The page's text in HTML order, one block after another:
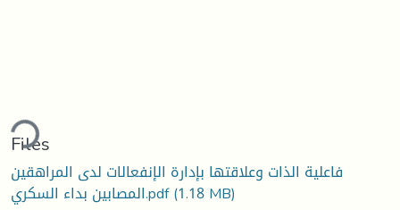
Files
فاعلية الذات وعلاقتها بإدارة الإنفعالات لدى المراهقين
المصابين بداء السكري.pdf(1.18 MB)